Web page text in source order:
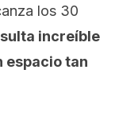
los 30
increíble
espacio tan